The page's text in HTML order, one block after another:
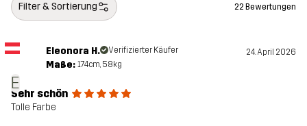
Artikelnummer 14128_2001
Filter & Sortierung 22 Bewertungen
E
Eleonora H. Verifizierter Käufer 24. April 2026
Maße: 174cm, 58kg
Sehr schön
Tolle Farbe